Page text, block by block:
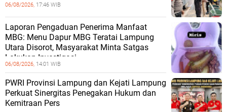
06/08/2026, 17:46 WIB
Laporan Pengaduan Penerima Manfaat
MBG: Menu Dapur MBG Teratai Lampung
Utara Disorot, Masyarakat Minta Satgas
Lakukan Investigasi
06/08/2026, 14:01 WIB
PWRI Provinsi Lampung dan Kejati Lampung
Perkuat Sinergitas Penegakan Hukum dan
Kemitraan Pers